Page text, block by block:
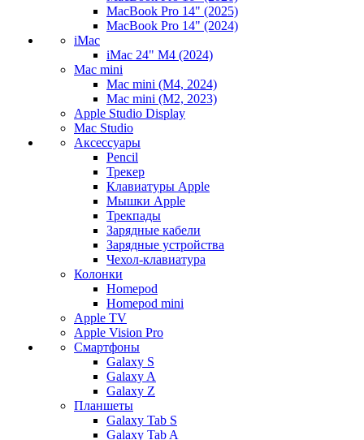
MacBook Pro 14" (2025)
MacBook Pro 14" (2024)
iMac
iMac 24" M4 (2024)
Mac mini
Mac mini (M4, 2024)
Mac mini (M2, 2023)
Apple Studio Display
Mac Studio
Аксессуары
Pencil
Трекер
Клавиатуры Apple
Мышки Apple
Трекпады
Зарядные кабели
Зарядные устройства
Чехол-клавиатура
Колонки
Homepod
Homepod mini
Apple TV
Apple Vision Pro
Смартфоны
Galaxy S
Galaxy A
Galaxy Z
Планшеты
Galaxy Tab S
Galaxy Tab A